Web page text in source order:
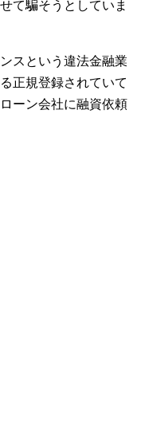
て騙そうとしていま
スという違法金融業
正規登録されていて
ーン会社に融資依頼